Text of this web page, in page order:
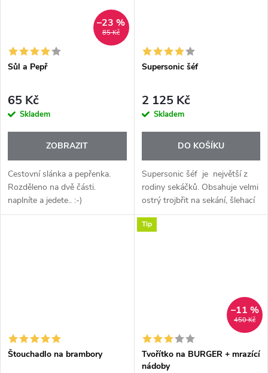
85 Kč
–23 %
Sůl a Pepř
65 Kč
Skladem
ZOBRAZIT
Cestovní slánka a pepřenka.
Rozděleno na dvě části.
naplníte a jedete.. :-)
Supersonic šéf
2 125 Kč
Skladem
DO KOŠÍKU
Supersonic šéf je největší z
rodiny sekáčků. Obsahuje velmi
ostrý trojbřit na sekání, šlehací
metlu a přilévací trychtýřek na
výrobu domácí majonézy.
Štouchadlo na brambory
Tip
450 Kč
–11 %
Tvořítko na BURGER + mrazící
nádoby